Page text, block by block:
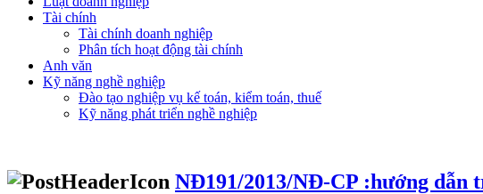
Tài chính
Tài chính doanh nghiệp
Phân tích hoạt động tài chính
Anh văn
Kỹ năng nghề nghiệp
Đào tạo nghiệp vụ kế toán, kiểm toán, thuế
Kỹ năng phát triển nghề nghiệp
NĐ191/2013/NĐ-CP :hướng dẫn